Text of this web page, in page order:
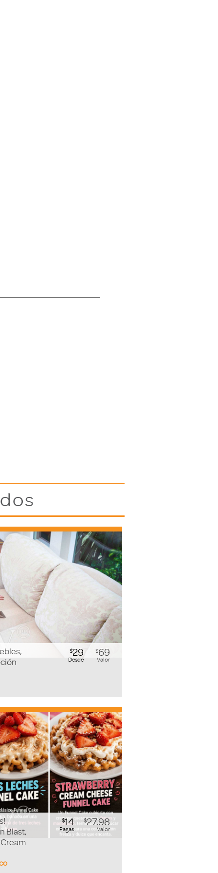
$29
Desde
$69
Valor
Blast,
$14
Pagas
$27.98
Valor